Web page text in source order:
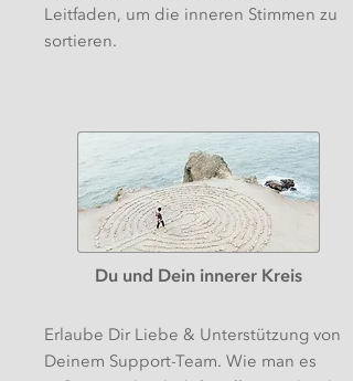
Leitfaden, um die inneren Stimmen zu
sortieren.
Du und Dein innerer Kreis
Erlaube Dir Liebe & Unterstützung von
Deinem Support-Team. Wie man es